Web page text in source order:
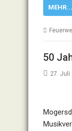
MEHR...
50
27. Juli